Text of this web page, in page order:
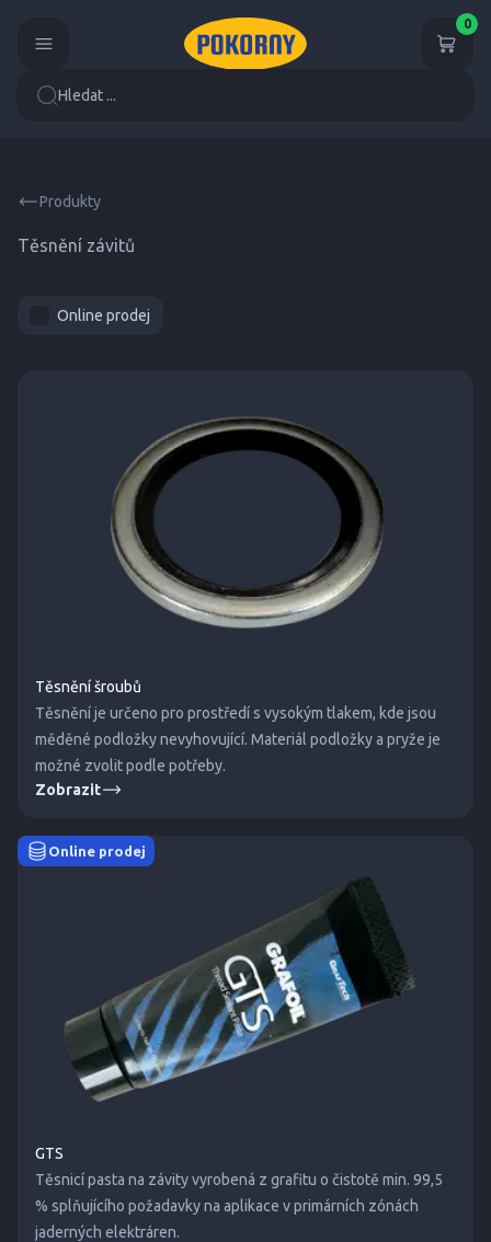
Hledat ...
0
Produkty
Těsnění závitů
Online prodej
Těsnění šroubů
Těsnění je určeno pro prostředí s vysokým tlakem, kde jsou
měděné podložky nevyhovující. Materiál podložky a pryže je
možné zvolit podle potřeby.
Zobrazit
Online prodej
GTS
Těsnicí pasta na závity vyrobená z grafitu o čistotě min. 99,5
% splňujícího požadavky na aplikace v primárních zónách
jaderných elektráren.